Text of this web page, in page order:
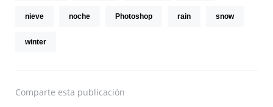
nieve noche Photoshop rain snow
winter
Comparte esta publicación